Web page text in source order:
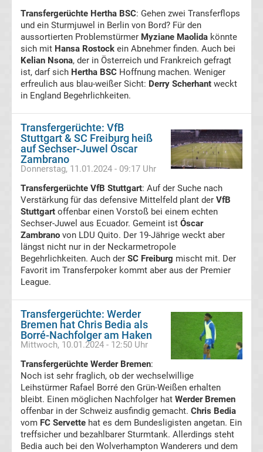
Fußball
WM
Fußball
EM
Frauenfußball
Amateurfußball
Transfergerüchte
Transferticker
-
Meldungen
vom
Trainerentlassungen
Bundesliga
Porträts
Transfergerüchte Hertha BSC: Gehen zwei Transferflops
und ein Sturmjuwel in Berlin von Bord? Für den
aussortierten Problemstürmer Myziane Maolida könnte
sich mit Hansa Rostock ein Abnehmer finden. Auch bei
Kelian Nsona, der in Österreich und Frankreich gefragt
ist, darf sich Hertha BSC Hoffnung machen. Weniger
erfreulich aus blau-weißer Sicht: Derry Scherhant weckt
in England Begehrlichkeiten.
Transfergerüchte: VfB
Stuttgart & SC Freiburg heiß
auf Sechser-Juwel Óscar
Zambrano
Donnerstag, 11.01.2024 - 09:17 Uhr
Transfergerüchte VfB Stuttgart: Auf der Suche nach
Verstärkung für das defensive Mittelfeld plant der VfB
Stuttgart offenbar einen Vorstoß bei einem echten
Sechser-Juwel aus Ecuador. Gemeint ist Óscar
Zambrano von LDU Quito. Der 19-Jährige weckt aber
längst nicht nur in der Neckarmetropole
Begehrlichkeiten. Auch der SC Freiburg mischt mit. Der
Favorit im Transferpoker kommt aber aus der Premier
League.
Transfergerüchte: Werder
Bremen hat Chris Bedia als
Borré-Nachfolger am Haken
Mittwoch, 10.01.2024 - 12:50 Uhr
Transfergerüchte Werder Bremen:
Noch ist sehr fraglich, ob der wechselwillige
Leihstürmer Rafael Borré den Grün-Weißen erhalten
bleibt. Einen möglichen Nachfolger hat Werder Bremen
offenbar in der Schweiz ausfindig gemacht. Chris Bedia
vom FC Servette hat es dem Bundesligisten angetan. Ein
treffsicher und bezahlbarer Sturmtank. Allerdings steht
Bedia auch bei den Wolverhampton Wanderers und dem